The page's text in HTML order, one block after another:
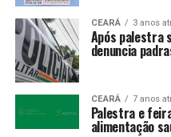
CEARÁ 3 anos
Após palestra
denuncia
CEARÁ 7 anos
Palestra e
alimentação